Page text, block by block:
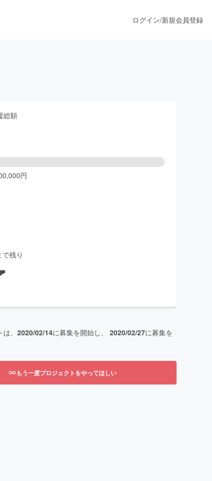
ログイン/新規会員登録
総額
円
残り
、 2020/02/14に募集を開始し、 2020/02/27に募集を
もう一度プロジェクトをやってほしい